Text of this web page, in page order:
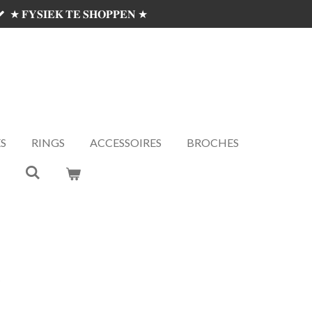
★ 𝐅𝐘𝐒𝐈𝐄𝐊 𝐓𝐄 𝐒𝐇𝐎𝐏𝐏𝐄𝐍 ★
RINGS ACCESSOIRES BROCHES